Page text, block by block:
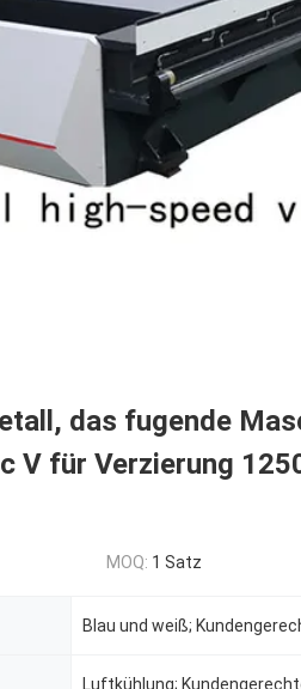
das fugende
V für Verzierung
MOQ: 1 Satz
Blau und weiß;